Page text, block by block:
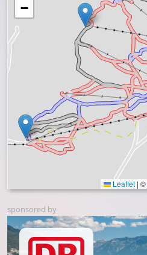
−
Leaflet | ©
sponsored by